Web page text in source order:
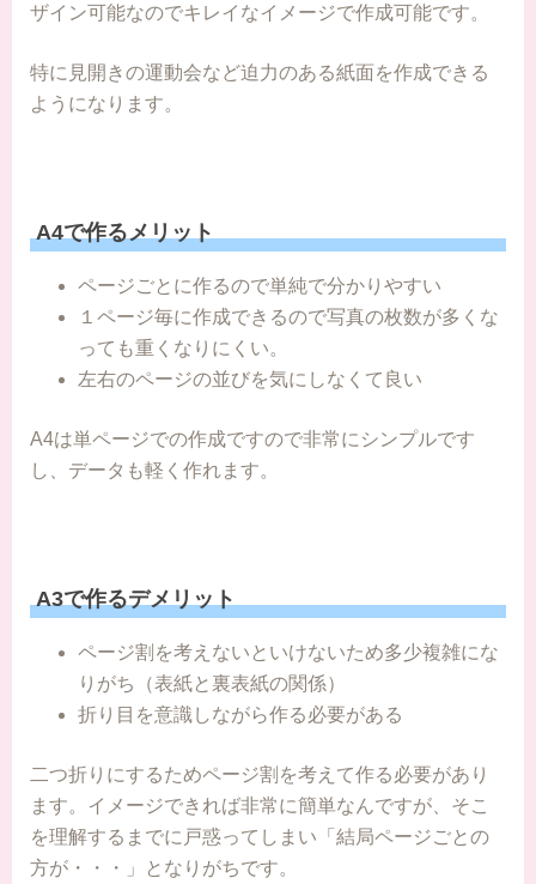
ザイン可能なのでキレイなイメージで作成可能です。
特に見開きの運動会など迫力のある紙面を作成できる
ようになります。
A4で作るメリット
ページごとに作るので単純で分かりやすい
１ページ毎に作成できるので写真の枚数が多くな
っても重くなりにくい。
左右のページの並びを気にしなくて良い
A4は単ページでの作成ですので非常にシンプルです
し、データも軽く作れます。
A3で作るデメリット
ページ割を考えないといけないため多少複雑にな
りがち（表紙と裏表紙の関係）
折り目を意識しながら作る必要がある
二つ折りにするためページ割を考えて作る必要があり
ます。イメージできれば非常に簡単なんですが、そこ
を理解するまでに戸惑ってしまい「結局ページごとの
方が・・・」となりがちです。